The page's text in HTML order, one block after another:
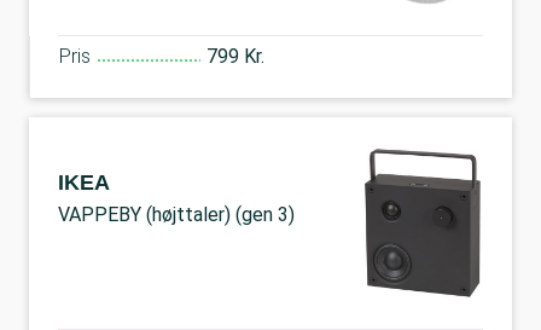
Pris 799 Kr.
IKEA
VAPPEBY (højttaler) (gen 3)